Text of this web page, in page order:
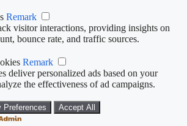
Remark
visitor interactions, providing insights on
bounce rate, and traffic sources.
Remark
deliver personalized ads based on your
the effectiveness of ad campaigns.
Preferences Accept All